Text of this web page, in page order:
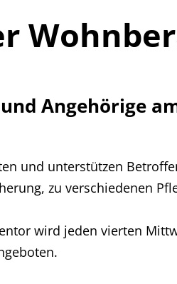
Angehörige
und unterstützen
zu verschiedenen
wird jeden vierten